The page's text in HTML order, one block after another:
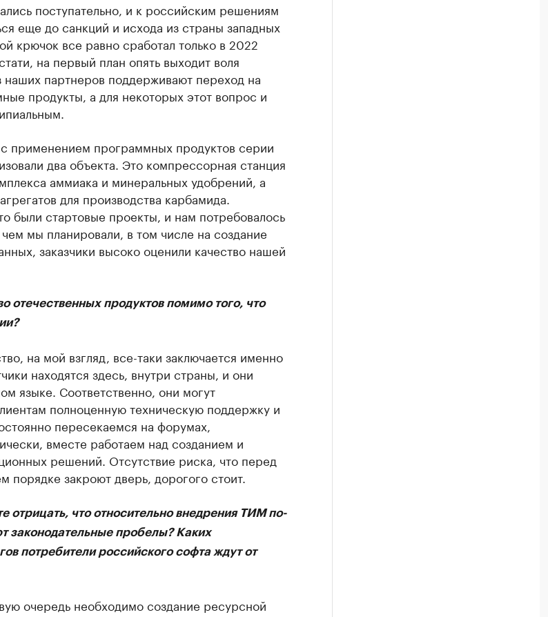
поступательно, и к российским решениям
еще до санкций и исхода из страны западных
крючок все равно сработал только в 2022
на первый план опять выходит воля
наших партнеров поддерживают переход на
продукты, а для некоторых этот вопрос и
применением программных продуктов серии
два объекта. Это компрессорная станция
аммиака и минеральных удобрений, а
для производства карбамида.
были стартовые проекты, и нам потребовалось
мы планировали, в том числе на создание
заказчики высоко оценили качество нашей
отечественных продуктов помимо того, что
на мой взгляд, все-таки заключается именно
находятся здесь, внутри страны, и они
языке. Соответственно, они могут
полноценную техническую поддержку и
пересекаемся на форумах,
вместе работаем над созданием и
решений. Отсутствие риска, что перед
порядке закроют дверь, дорогого стоит.
отрицать, что относительно внедрения ТИМ по-
законодательные пробелы? Каких
потребители российского софта ждут от
очередь необходимо создание ресурсной